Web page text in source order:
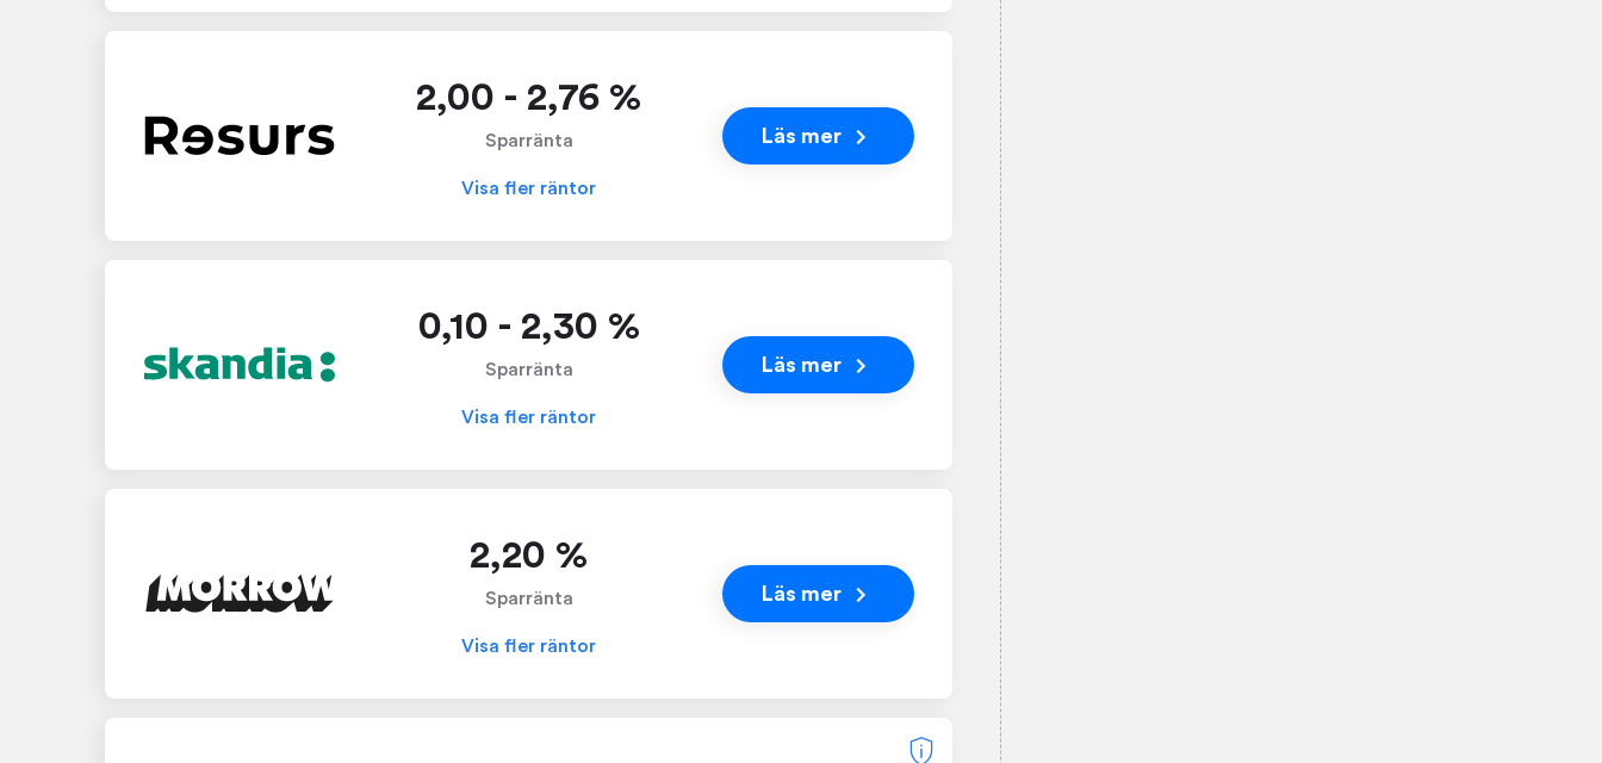
2,00 - 2,76 %
Sparränta
Visa fler räntor
Läs mer
0,10 - 2,30 %
Sparränta
Visa fler räntor
Läs mer
2,20 %
Sparränta
Visa fler räntor
Läs mer